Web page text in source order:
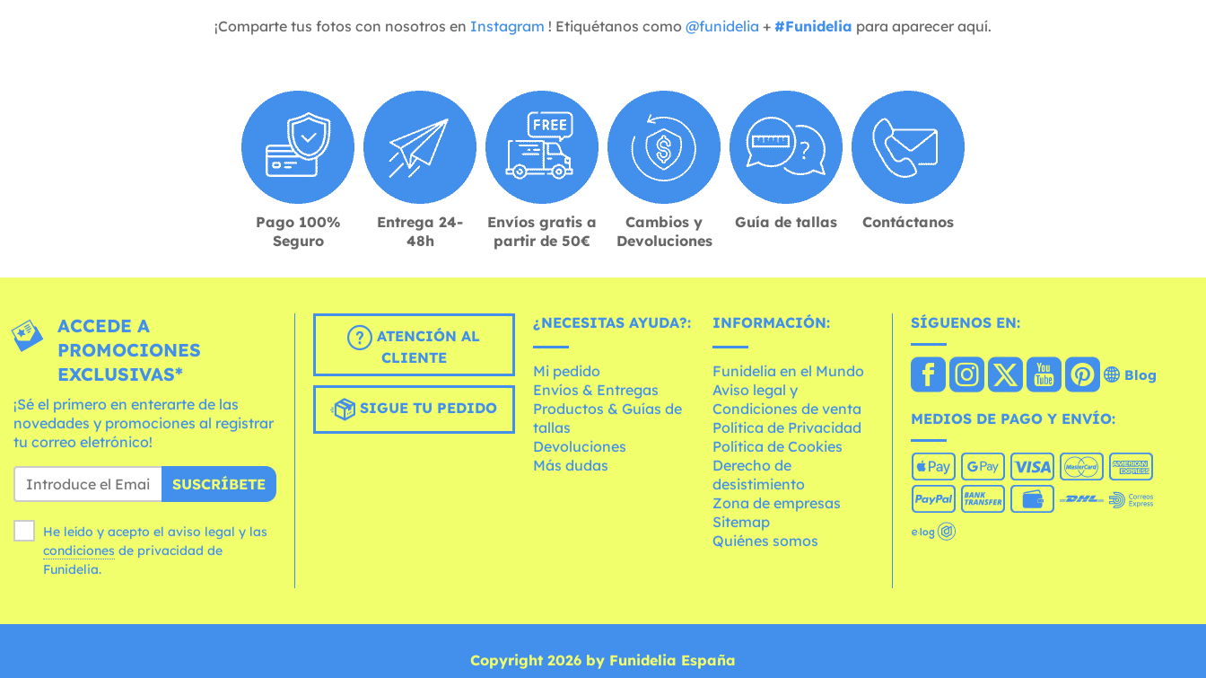
¡Comparte tus fotos con nosotros en Instagram ! Etiquétanos como @funidelia + #Funidelia para aparecer aquí.
Pago 100%
Seguro
Entrega 24-
48h
Envíos gratis a
partir de 50€
Cambios y
Devoluciones
Guía de tallas Contáctanos
ACCEDE A
PROMOCIONES
EXCLUSIVAS*
¡Sé el primero en enterarte de las
novedades y promociones al registrar
tu correo eletrónico!
SUSCRÍBETE
He leído y acepto el aviso legal y las
condiciones
Funidelia.
ATENCIÓN AL
CLIENTE
SIGUE TU PEDIDO
¿NECESITAS AYUDA?:
Mi pedido
Envíos & Entregas
Productos & Guías de
tallas
Devoluciones
Más dudas
INFORMACIÓN:
Funidelia en el Mundo
Aviso legal y
Condiciones de venta
Política de Privacidad
Política de Cookies
Derecho de
desistimiento
Zona de empresas
Sitemap
Quiénes somos
SÍGUENOS EN:
Blog
MEDIOS DE PAGO Y ENVÍO:
Copyright 2026 by Funidelia España